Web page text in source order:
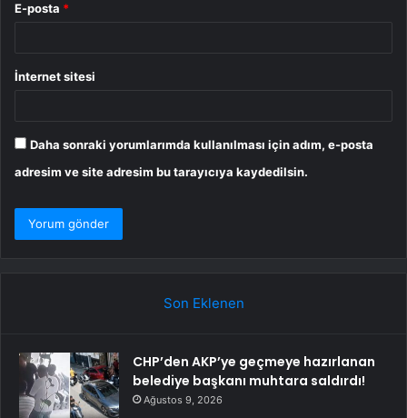
E-posta *
İnternet sitesi
Daha sonraki yorumlarımda kullanılması için adım, e-posta
adresim ve site adresim bu tarayıcıya kaydedilsin.
Son Eklenen
CHP’den AKP’ye geçmeye hazırlanan
belediye başkanı muhtara saldırdı!
Ağustos 9, 2026